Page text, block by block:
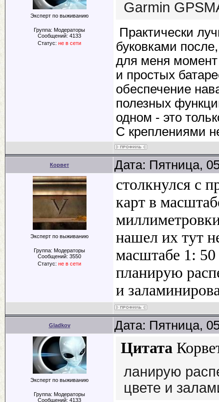
Эксперт по выживанию
Группа: Модераторы
Сообщений: 4133
Статус: не в сети
Garmin
Практически
буковками
для меня момент
и простых
обеспечение
полезных
одном - это
С креплениями
Корвет Дата: Пятница,
Эксперт по выживанию
Группа: Модераторы
Сообщений: 3550
Статус: не в сети
столкнулся с
карт в
нашел их тут
масштабе 1: 50
планирую
и
Gladkov Дата: Пятница,
Эксперт по выживанию
Группа: Модераторы
Сообщений: 4133
Цитата
ланирую
цвете и